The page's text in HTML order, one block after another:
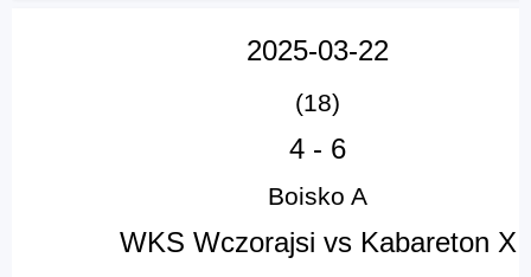
2025-03-22
(18)
4 - 6
Boisko A
WKS Wczorajsi vs Kabareton X